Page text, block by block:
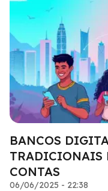
BANCOS
TRADICIONAIS
CONTAS
06/06/2025 - 22:38